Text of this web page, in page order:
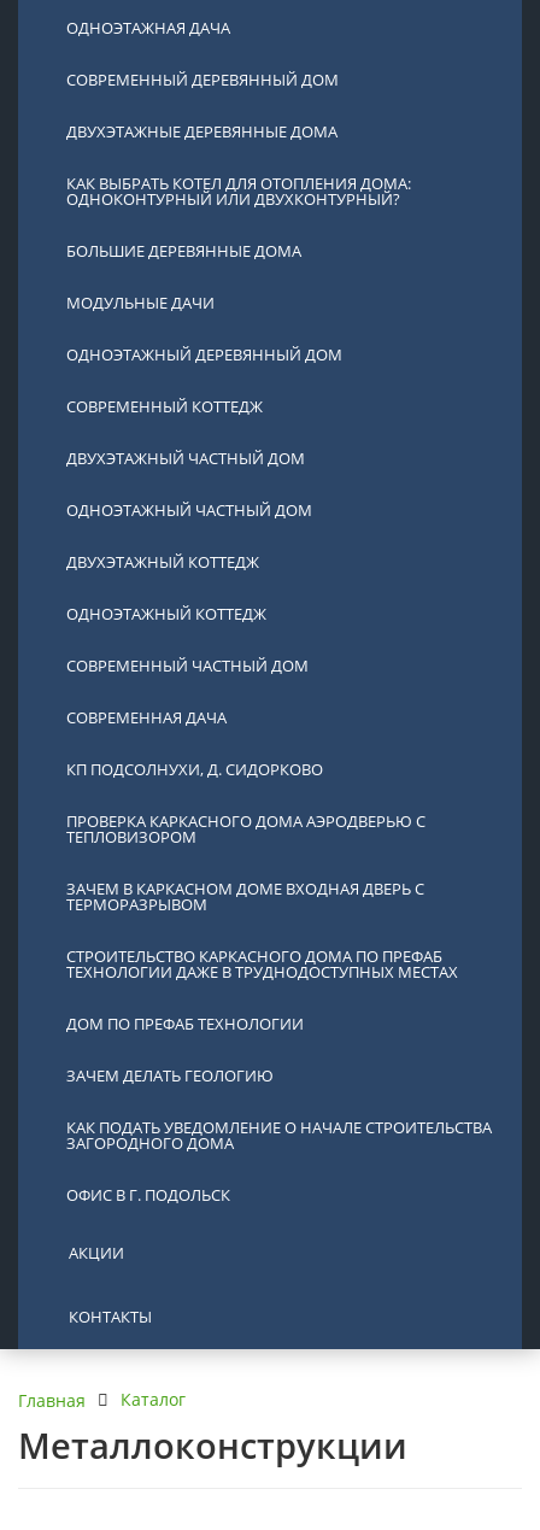
ОДНОЭТАЖНАЯ ДАЧА
СОВРЕМЕННЫЙ ДЕРЕВЯННЫЙ ДОМ
ДВУХЭТАЖНЫЕ ДЕРЕВЯННЫЕ ДОМА
КАК ВЫБРАТЬ КОТЕЛ ДЛЯ ОТОПЛЕНИЯ ДОМА:
ОДНОКОНТУРНЫЙ ИЛИ ДВУХКОНТУРНЫЙ?
БОЛЬШИЕ ДЕРЕВЯННЫЕ ДОМА
МОДУЛЬНЫЕ ДАЧИ
ОДНОЭТАЖНЫЙ ДЕРЕВЯННЫЙ ДОМ
СОВРЕМЕННЫЙ КОТТЕДЖ
ДВУХЭТАЖНЫЙ ЧАСТНЫЙ ДОМ
ОДНОЭТАЖНЫЙ ЧАСТНЫЙ ДОМ
ДВУХЭТАЖНЫЙ КОТТЕДЖ
ОДНОЭТАЖНЫЙ КОТТЕДЖ
СОВРЕМЕННЫЙ ЧАСТНЫЙ ДОМ
СОВРЕМЕННАЯ ДАЧА
КП ПОДСОЛНУХИ, Д. СИДОРКОВО
ПРОВЕРКА КАРКАСНОГО ДОМА АЭРОДВЕРЬЮ С
ТЕПЛОВИЗОРОМ
ЗАЧЕМ В КАРКАСНОМ ДОМЕ ВХОДНАЯ ДВЕРЬ С
ТЕРМОРАЗРЫВОМ
СТРОИТЕЛЬСТВО КАРКАСНОГО ДОМА ПО ПРЕФАБ
ТЕХНОЛОГИИ ДАЖЕ В ТРУДНОДОСТУПНЫХ МЕСТАХ
ДОМ ПО ПРЕФАБ ТЕХНОЛОГИИ
ЗАЧЕМ ДЕЛАТЬ ГЕОЛОГИЮ
КАК ПОДАТЬ УВЕДОМЛЕНИЕ О НАЧАЛЕ СТРОИТЕЛЬСТВА
ЗАГОРОДНОГО ДОМА
ОФИС В Г. ПОДОЛЬСК
АКЦИИ
КОНТАКТЫ
Главная Каталог
Металлоконструкции